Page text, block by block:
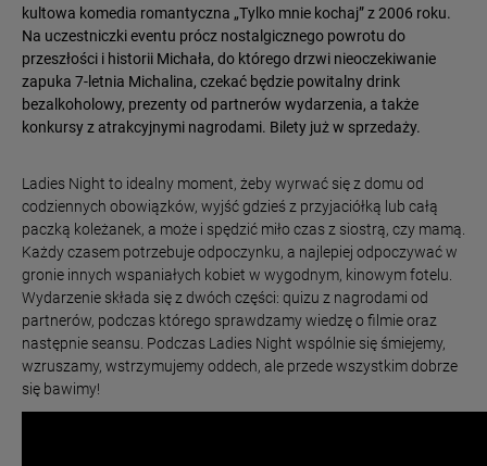
kultowa komedia romantyczna „Tylko mnie kochaj” z 2006 roku.
Na uczestniczki eventu prócz nostalgicznego powrotu do
przeszłości i historii Michała, do którego drzwi nieoczekiwanie
zapuka 7-letnia Michalina, czekać będzie powitalny drink
bezalkoholowy, prezenty od partnerów wydarzenia, a także
konkursy z atrakcyjnymi nagrodami. Bilety już w sprzedaży.
Ladies Night to idealny moment, żeby wyrwać się z domu od
codziennych obowiązków, wyjść gdzieś z przyjaciółką lub całą
paczką koleżanek, a może i spędzić miło czas z siostrą, czy mamą.
Każdy czasem potrzebuje odpoczynku, a najlepiej odpoczywać w
gronie innych wspaniałych kobiet w wygodnym, kinowym fotelu.
Wydarzenie składa się z dwóch części: quizu z nagrodami od
partnerów, podczas którego sprawdzamy wiedzę o filmie oraz
następnie seansu. Podczas Ladies Night wspólnie się śmiejemy,
wzruszamy, wstrzymujemy oddech, ale przede wszystkim dobrze
się bawimy!